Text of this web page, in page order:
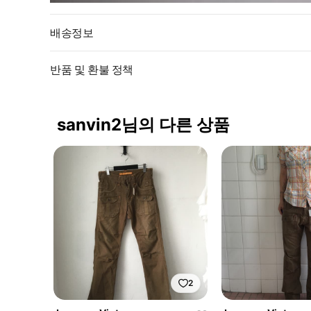
배송정보
반품 및 환불 정책
sanvin2님의 다른 상품
2